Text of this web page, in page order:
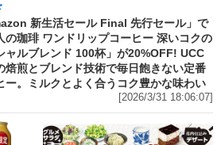
新生活セール Final 先行セール」で
の珈琲 ワンドリップコーヒー 深いコクの
ャルブレンド 100杯」が20%OFF! UCC
焙煎とブレンド技術で毎日飽きない定番
ー。ミルクとよく合うコク豊かな味わい
[2026/3/31 18:06:07]